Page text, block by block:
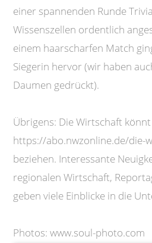
einer spannenden Runde
Wissenszellen ordentlich
einem haarscharfen Match
Siegerin hervor (wir haben
Daumen gedrückt).
Übrigens: Die Wirtschaft
https://abo.nwzonline.de/die-
beziehen. Interessante
regionalen Wirtschaft,
geben viele Einblicke in die
Photos: www.soul-photo.com